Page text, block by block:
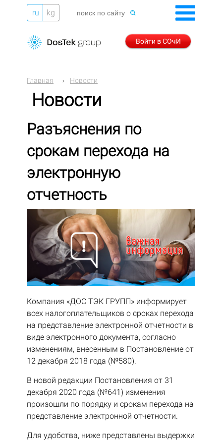
ru kg
Войти в СОчИ
Главная Новости
Новости
Разъяснения по
срокам перехода на
электронную
отчетность
Компания «ДОС ТЭК ГРУПП» информирует
всех налогоплательщиков о сроках перехода
на представление электронной отчетности в
виде электронного документа, согласно
изменениям, внесенным в Постановление от
12 декабря 2018 года (№580).
В новой редакции Постановления от 31
декабря 2020 года (№641) изменения
произошли по порядку и срокам перехода на
представление электронной отчетности.
Для удобства, ниже представлены выдержки